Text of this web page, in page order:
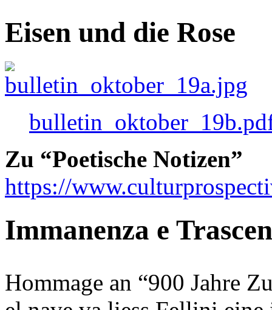
Eisen und die Rose
Zu “Poetische Notizen”
https://
Immanenza e
Hommage an “900 Jahre